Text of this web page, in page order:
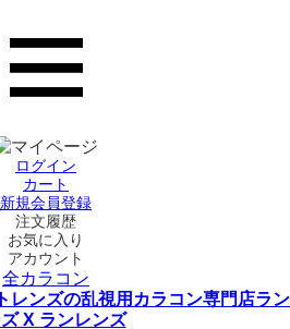
ログイン
カート
新規会員登録
注文履歴
お気に入り
アカウント
全カラコン